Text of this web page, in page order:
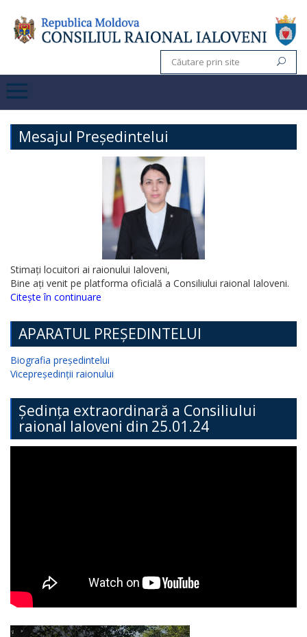
Mesajul Președintelui
Stimați locuitori ai raionului Ialoveni,
Bine ați venit pe platforma oficială a Consiliului raional Ialoveni.
Citește în continuare
APARATUL PREȘEDINTELUI
Biografia președintelui
Vicepreședinții raionului
Ședința extraordinară a Consiliului
raional Ialoveni din 25.01.24